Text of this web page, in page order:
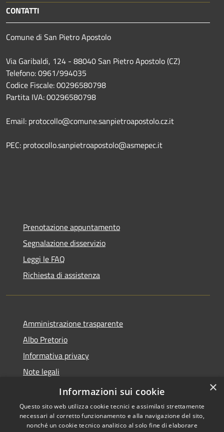
CONTATTI
Comune di San Pietro Apostolo
Via Garibaldi, 124 - 88040 San Pietro Apostolo (CZ)
Telefono: 0961/994035
Codice Fiscale: 00296580798
Partita IVA: 00296580798
Email: protocollo@comune.sanpietroapostolo.cz.it
PEC: protocollo.sanpietroapostolo@asmepec.it
Prenotazione appuntamento
Segnalazione disservizio
Leggi le FAQ
Richiesta di assistenza
Amministrazione trasparente
Albo Pretorio
Informativa privacy
Note legali
Dichiarazione di accessibilità
×
Informazioni sui cookie
Questo sito web utilizza cookie tecnici e assimilati strettamente
necessari al corretto funzionamento e alla navigazione del sito,
nonché un cookie tecnico analitico al solo fine di elaborare